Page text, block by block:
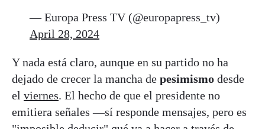
— Europa Press TV (@europapress_tv)
April 28, 2024
Y nada está claro, aunque en su partido no ha
dejado de crecer la mancha de pesimismo desde
el viernes. El hecho de que el presidente no
emitiera señales —sí responde mensajes, pero es